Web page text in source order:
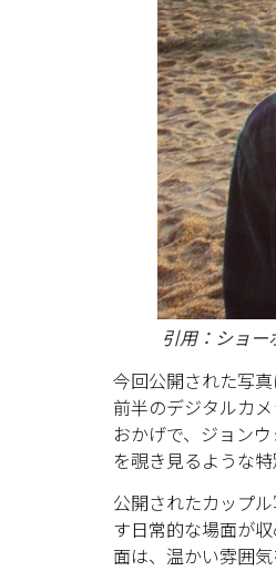
引用：ショー
今回公開された写
前半のデジタルカ
おかげで、ジョン
を覗き見るような
公開されたカップ
す日常的な場面が
面は、温かい雰囲